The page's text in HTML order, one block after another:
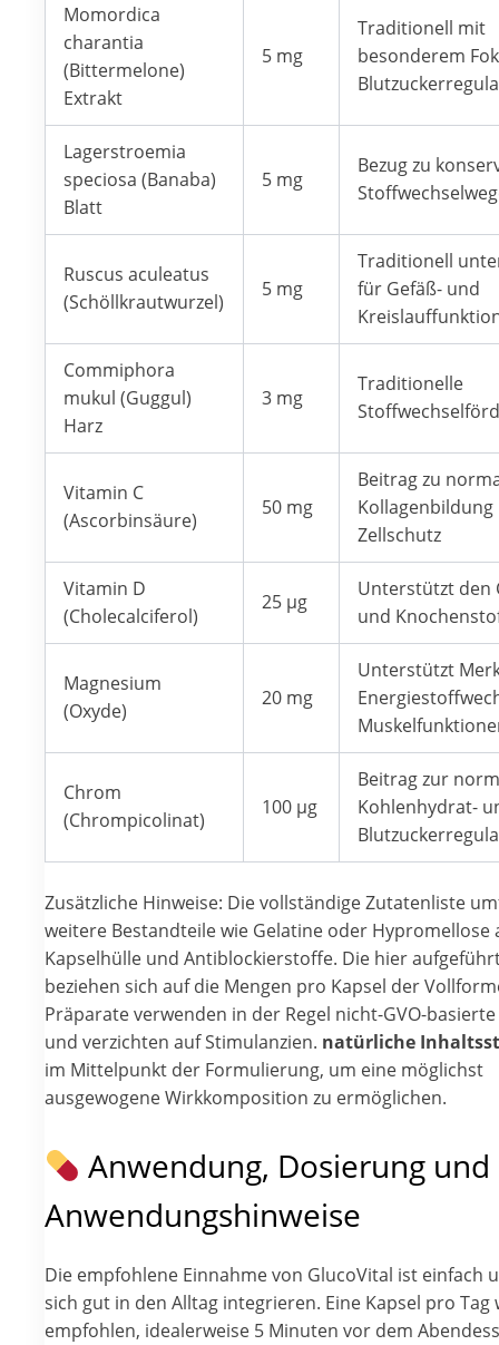
Momordica
charantia
(Bittermelone)
Extrakt
5 mg
Traditionell mit
besonderem
Lagerstroemia
speciosa (Banaba)
Blatt
5 mg
Bezug zu
Ruscus aculeatus
(Schöllkrautwurzel)
5 mg
Traditionell
für Gefäß- und
Commiphora
mukul (Guggul)
Harz
3 mg
Traditionelle
Vitamin C
(Ascorbinsäure)
50 mg
Beitrag zu
Zellschutz
Vitamin D
(Cholecalciferol)
25 µg
Unterstützt den
und
Magnesium
(Oxyde)
20 mg
Unterstützt
Chrom
(Chrompicolinat)
100 µg
Beitrag zur
Kohlenhydrat-
Zusätzliche Hinweise: Die vollständige Zutatenliste
weitere Bestandteile wie Gelatine oder Hypromellose
Kapselhülle und Antiblockierstoffe. Die hier
beziehen sich auf die Mengen pro Kapsel der
Präparate verwenden in der Regel nicht-GVO-
und verzichten auf Stimulanzien. natürliche
im Mittelpunkt der Formulierung, um eine möglichst
ausgewogene Wirkkomposition zu ermöglichen.
Anwendung, Dosierung und
Anwendungshinweise
Die empfohlene Einnahme von GlucoVital ist einfach
sich gut in den Alltag integrieren. Eine Kapsel pro Tag
empfohlen, idealerweise 5 Minuten vor dem